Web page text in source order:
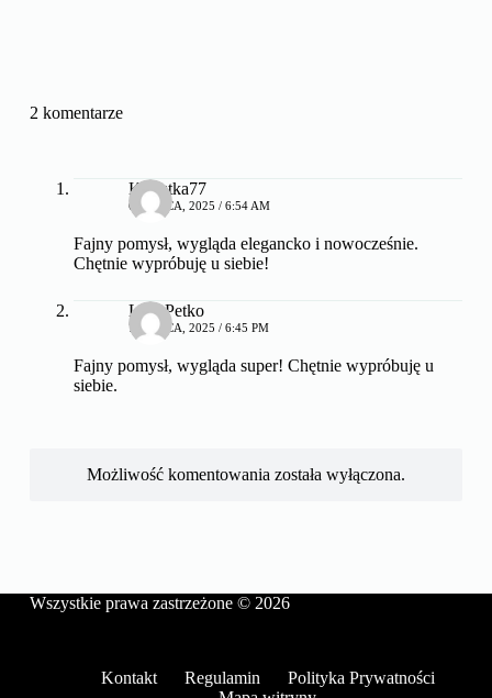
2 komentarze
Kogutka77
6 MARCA, 2025 / 6:54 AM
Fajny pomysł, wygląda elegancko i nowocześnie.
Chętnie wypróbuję u siebie!
LunaPetko
7 MARCA, 2025 / 6:45 PM
Fajny pomysł, wygląda super! Chętnie wypróbuję u
siebie.
Możliwość komentowania została wyłączona.
Wszystkie prawa zastrzeżone © 2026
Kontakt Regulamin
Polityka Prywatności